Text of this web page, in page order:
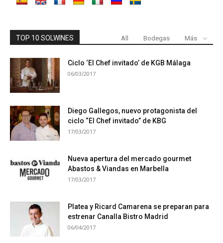
TOP 10 SOLWINES All Bodegas Más
Ciclo ‘El Chef invitado’ de KGB Málaga
06/03/2017
Diego Gallegos, nuevo protagonista del
ciclo “El Chef invitado” de KBG
17/03/2017
Nueva apertura del mercado gourmet
Abastos & Viandas en Marbella
17/03/2017
Platea y Ricard Camarena se preparan para
estrenar Canalla Bistro Madrid
06/04/2017